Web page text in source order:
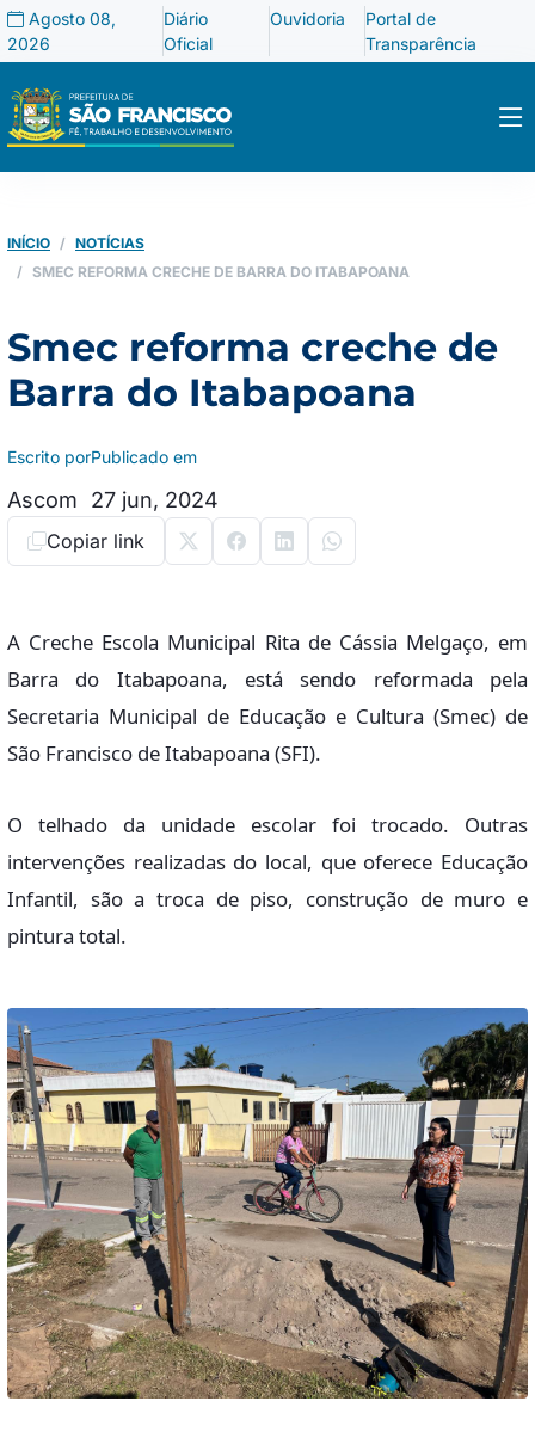
Agosto 08,
2026
Diário
Oficial
Ouvidoria
Portal de
Transparência
INÍCIO
NOTÍCIAS
SMEC REFORMA CRECHE DE BARRA DO ITABAPOANA
Smec reforma creche de
Barra do Itabapoana
Escrito por
Ascom
Publicado em
27 jun, 2024
Copiar link
A Creche Escola Municipal Rita de Cássia Melgaço, em
Barra do Itabapoana, está sendo reformada pela
Secretaria Municipal de Educação e Cultura (Smec) de
São Francisco de Itabapoana (SFI).
O telhado da unidade escolar foi trocado. Outras
intervenções realizadas do local, que oferece Educação
Infantil, são a troca de piso, construção de muro e
pintura total.